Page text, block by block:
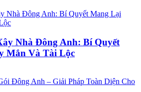
Nhà Đông Anh: Bí Quyết
Mắn Và Tài Lộc